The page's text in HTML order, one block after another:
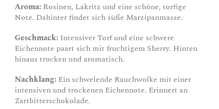
Aroma: Rosinen, Lakritz und eine schöne, torfige
Note. Dahinter findet sich süße Marzipanmasse.
Geschmack: Intensiver Torf und eine schwere
Eichennote paart sich mit fruchtigem Sherry. Hinten
hinaus trocken und aromatisch.
Nachklang: Ein schwelende Rauchwolke mit einer
intensiven und trockenen Eichennote. Erinnert an
Zartbitterschokolade.